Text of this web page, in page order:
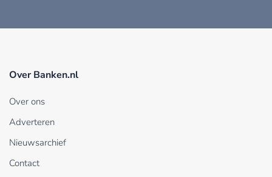
Over Banken.nl
Over ons
Adverteren
Nieuwsarchief
Contact